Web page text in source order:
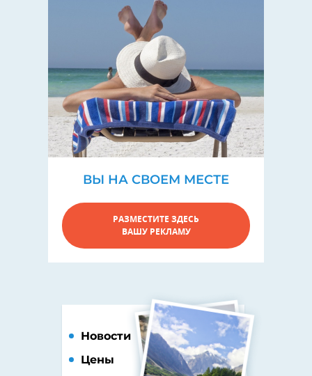
ВЫ НА СВОЕМ МЕСТЕ
РАЗМЕСТИТЕ ЗДЕСЬ
ВАШУ РЕКЛАМУ
Новости
Цены